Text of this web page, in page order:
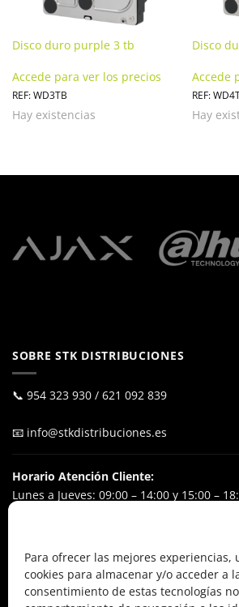
Para ofrecer las mejores experiencias,
cookies para almacenar y/o acceder a
consentimiento de estas tecnologías
Disco duro purple 3 tb
Accede para ver los precios
REF: WD3TB
Hay existencias
Disco
Accede
REF:
Hay
SOBRE STK DISTRIBUCIONES
📞 954 323 930 / 621 092 839
📧 info@stkdistribuciones.es
Horario Atención Cliente:
Lunes a Jueves: 09:00 – 14:00 y 15:00 –
POL. IND. El Ejido
Calle Alfareros, 24